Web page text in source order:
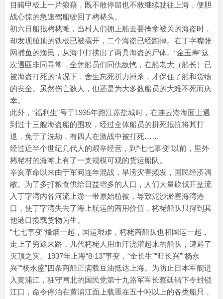
目睹甲板上一片狼藉，既不敢停留也不敢继续驶往上海，便胆
战心惊的急速驾船驶回了栲栳头。
初六日船抵栲栳滩，当村人们拥上船去要擒拿被关的海盗时，
却发现舱顶的铁板已被撬开，二个海盗已经跑掉。在丁字嘴张
网捕鱼的渔民，从海中打捞出了两具海盗的尸体。“金玉寿”这
次遇匪非同寻常，全凭船员们同仇敌忾，在船老大（船长）已
被海盗打死的情况下，舍生忘死拼力搏杀，才保住了船和货物
的安全。虽然伤亡数人，但还是为大多数船员的大难不死而庆
幸。
此外，“福利生”号于1935年跑江苏盐城时，在连云港海面上遇
到过十三艘海盗船的围攻，经过全体船员的拼死抵抗将其打
退，免于了洗劫，有四人在激战中被打死……
经过近半个世纪几代人的艰辛经营，到“七七事变”以前，里外
栲栳村的海滩上有了一支规模可观的货运船队。
辛亥革命以来由于军阀连年混战，旱涝灾害频发，国民经济凋
敝。为了多打粮食供给日益增多的人口，人们大量砍伐开垦流
入丁字湾内各河流上游一带原始植被，导致泥沙淤塞海湾港
口，使丁字湾失去了海上航运的商用价值，栲栳船队只得到其
他港口揽载货物为生。
“七七事变”烽烟一起，国运艰难，栲栳商船队也和国运一起，
走上了穷途末路，几代栲栳人用血汗浇灌起来的船队，遭遇了
灭顶之灾。1937年上海“8·13”事变，“金长生”“旺长兴”“杨永
兴”“杨永盛”四条商船正满载豆油抵达上海。为防止日本军舰进
入黄浦江，驻守闸北的国民党第十九路军军长蔡廷锴下令封锁
江口，命令停泊在黄浦江面上载重在五十吨以上的各类船只，